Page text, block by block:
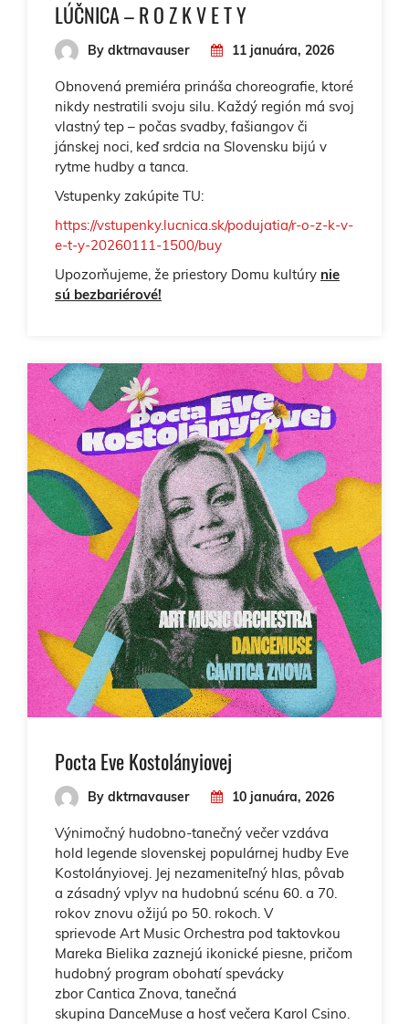
LÚČNICA – R O Z K V E T Y
By dktrnavauser 11 januára, 2026
Obnovená premiéra prináša choreografie, ktoré
nikdy nestratili svoju silu. Každý región má svoj
vlastný tep – počas svadby, fašiangov či
jánskej noci, keď srdcia na Slovensku bijú v
rytme hudby a tanca.
Vstupenky zakúpite TU:
https://vstupenky.lucnica.sk/podujatia/r-o-z-k-v-
e-t-y-20260111-1500/buy
Upozorňujeme, že priestory Domu kultúry nie
sú bezbariérové!
Pocta Eve Kostolányiovej
By dktrnavauser 10 januára, 2026
Výnimočný hudobno-tanečný večer vzdáva
hold legende slovenskej populárnej hudby Eve
Kostolányiovej. Jej nezameniteľný hlas, pôvab
a zásadný vplyv na hudobnú scénu 60. a 70.
rokov znovu ožijú po 50. rokoch. V
sprievode Art Music Orchestra pod taktovkou
Mareka Bielika zaznejú ikonické piesne, pričom
hudobný program obohatí spevácky
zbor Cantica Znova, tanečná
skupina DanceMuse a hosť večera Karol Csino.